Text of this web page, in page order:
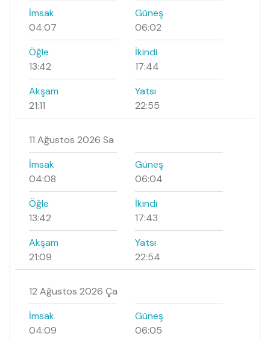
İmsak
04:07
Güneş
06:02
Öğle
13:42
İkindi
17:44
Akşam
21:11
Yatsı
22:55
11 Ağustos 2026 Sa
İmsak
04:08
Güneş
06:04
Öğle
13:42
İkindi
17:43
Akşam
21:09
Yatsı
22:54
12 Ağustos 2026 Ça
İmsak
04:09
Güneş
06:05